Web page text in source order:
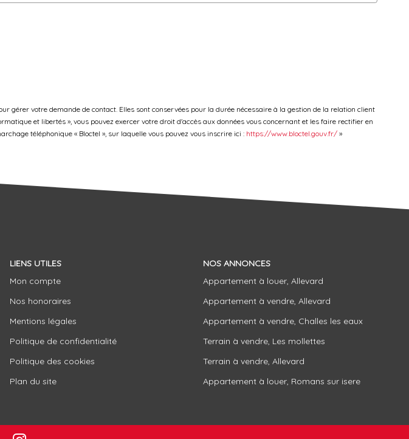
gérer votre demande de contact. Elles sont conservées pour la durée nécessaire à la gestion de la relation client
et libertés », vous pouvez exercer votre droit d'accès aux données vous concernant et les faire rectifier en
téléphonique « Bloctel », sur laquelle vous pouvez vous inscrire ici : https://www.bloctel.gouv.fr/ »
LIENS UTILES
Mon compte
Nos honoraires
Mentions légales
Politique de confidentialité
Politique des cookies
Plan du site
NOS ANNONCES
Appartement à louer, Allevard
Appartement à vendre, Allevard
Appartement à vendre, Challes les eaux
Terrain à vendre, Les mollettes
Terrain à vendre, Allevard
Appartement à louer, Romans sur isere